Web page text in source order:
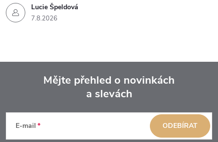
Lucie Špeldová
7.8.2026
Mějte přehled o novinkách
a slevách
E-mail ODEBÍRAT